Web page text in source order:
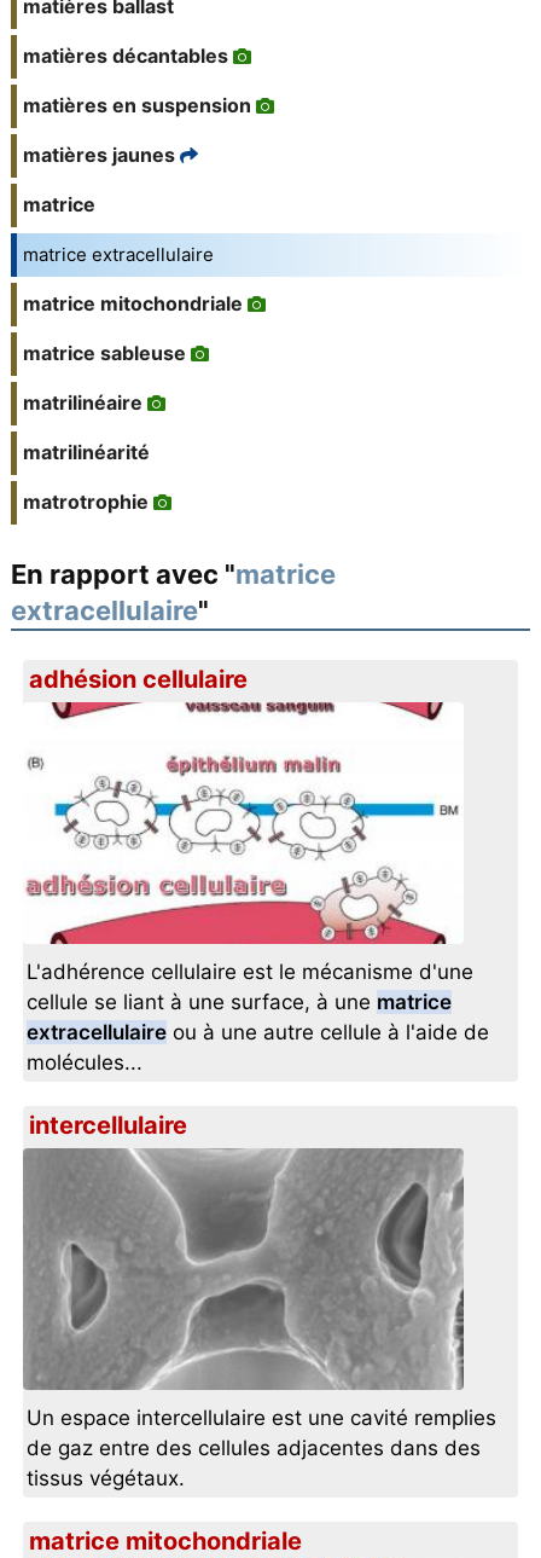
matières ballast
matières décantables
matières en suspension
matières jaunes
matrice
matrice extracellulaire
matrice mitochondriale
matrice sableuse
matrilinéaire
matrilinéarité
matrotrophie
En rapport avec "matrice
extracellulaire"
adhésion cellulaire
L'adhérence cellulaire est le mécanisme d'une
cellule se liant à une surface, à une matrice
extracellulaire ou à une autre cellule à l'aide de
molécules...
intercellulaire
Un espace intercellulaire est une cavité remplies
de gaz entre des cellules adjacentes dans des
tissus végétaux.
matrice mitochondriale